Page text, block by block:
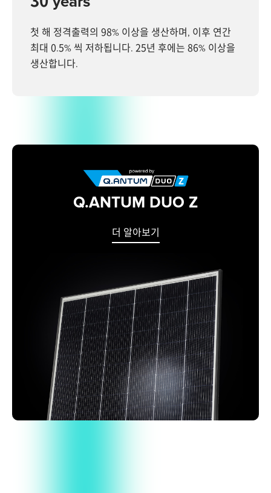
첫 해 정격출력의 98% 이상을 생산하며, 이후 연간
최대 0.5% 씩 저하됩니다. 25년 후에는 86% 이상을
생산합니다.
Q.ANTUM DUO Z
더 알아보기